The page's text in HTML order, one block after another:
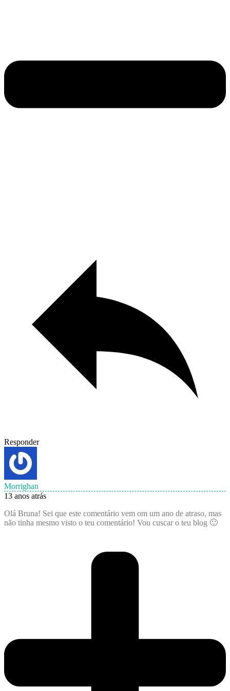
Responder
Morrighan
13 anos atrás
Olá Bruna! Sei que este comentário vem om um ano de atraso, mas
não tinha mesmo visto o teu comentário! Vou cuscar o teu blog 🙂